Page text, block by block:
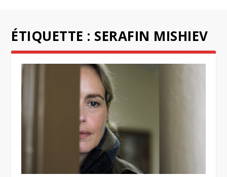
ÉTIQUETTE : SERAFIN MISHIEV